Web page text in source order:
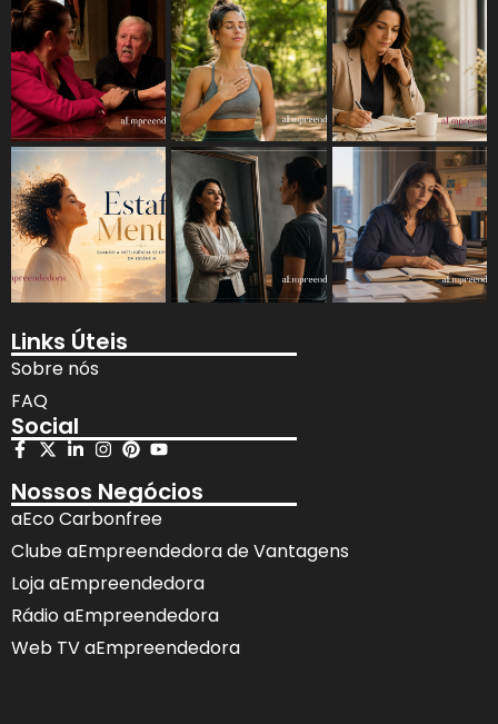
Links Úteis
Sobre nós
FAQ
Social
Nossos Negócios
aEco Carbonfree
Clube aEmpreendedora de Vantagens
Loja aEmpreendedora
Rádio aEmpreendedora
Web TV aEmpreendedora